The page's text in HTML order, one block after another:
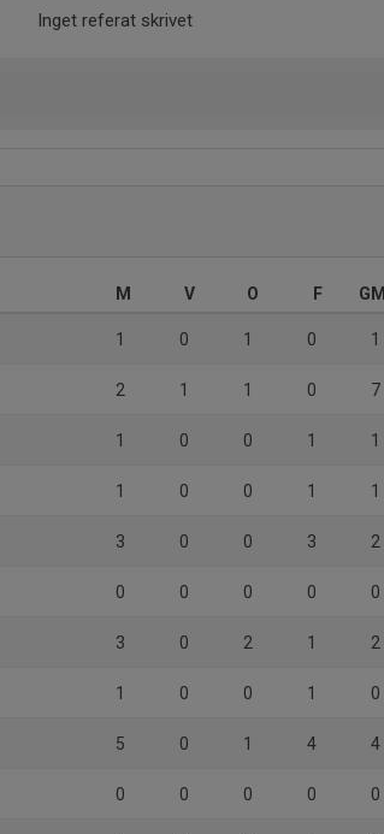
Inget referat skrivet
M V O F GM
1 0 1 0 1
2 1 1 0 7
1 0 0 1 1
1 0 0 1 1
3 0 0 3 2
0 0 0 0 0
3 0 2 1 2
1 0 0 1 0
5 0 1 4 4
0 0 0 0 0